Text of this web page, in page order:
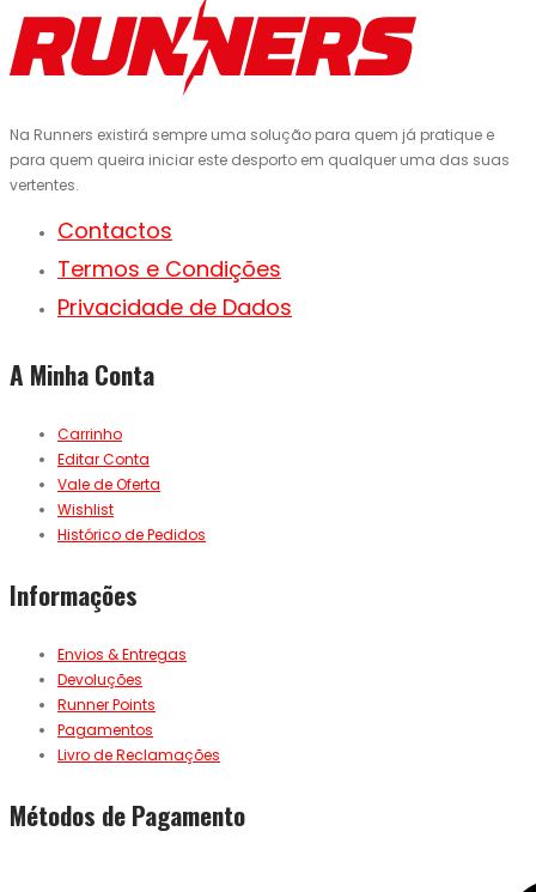
Na Runners existirá sempre uma solução para quem já pratique e
para quem queira iniciar este desporto em qualquer uma das suas
vertentes.
Contactos
Termos e Condições
Privacidade de Dados
A Minha Conta
Carrinho
Editar Conta
Vale de Oferta
Wishlist
Histórico de Pedidos
Informações
Envios & Entregas
Devoluções
Runner Points
Pagamentos
Livro de Reclamações
Métodos de Pagamento